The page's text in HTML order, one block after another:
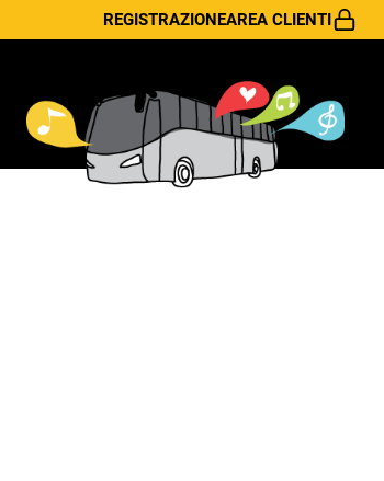
REGISTRAZIONEAREA CLIENTI